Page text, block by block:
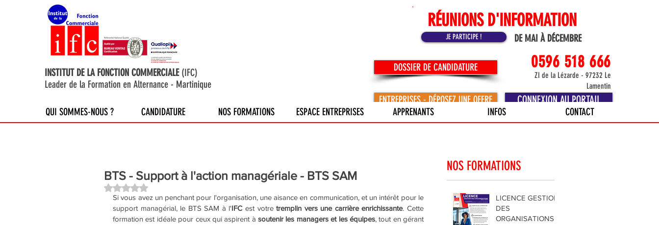
INSTITUT DE LA FONCTION COMMERCIALE(IFC)
Leader de la Formation en Alternance - Martinique
RÉUNIONS D'INFORMATION
DE MAI À DÉCEMBRE
JE PARTICIPE !
DOSSIER DE CANDIDATURE
ZI de la Lézarde - 97232 Le
Lamentin
0596 518 666
ENTREPRISES - DÉPOSEZ UNE OFFRE CONNEXION AU PORTAIL
QUI SOMMES-NOUS ? CANDIDATURE NOS FORMATIONS ESPACE ENTREPRISES APPRENANTS INFOS CONTACT
BTS - Support à l'action managériale - BTS SAM
Noté NaN étoiles sur 5.
Si vous avez un penchant pour l'organisation, une aisance en communication, et un intérêt pour le
support managérial, le BTS SAM à l'IFC est votre tremplin vers une carrière enrichissante. Cette
formation est idéale pour ceux qui aspirent à soutenir les managers et les équipes, tout en gérant
NOS FORMATIONS
LICENCE GESTION
DES
ORGANISATIONS